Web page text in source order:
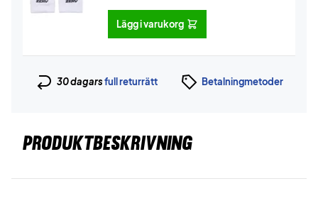
Lägg i varukorg
30 dagarsfull returrätt Betalningmetoder
PRODUKTBESKRIVNING